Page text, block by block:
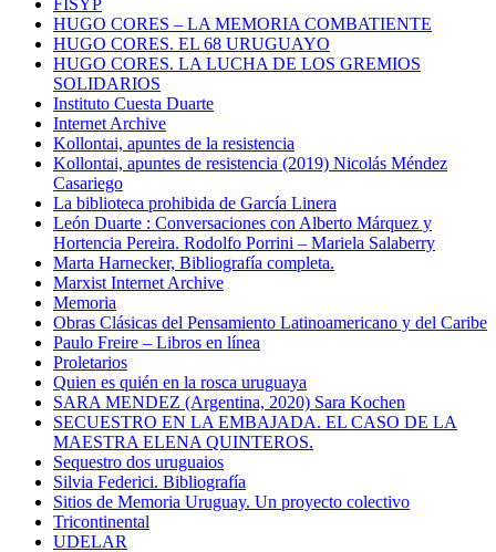
HUGO CORES – LA MEMORIA COMBATIENTE
HUGO CORES. EL 68 URUGUAYO
HUGO CORES. LA LUCHA DE LOS GREMIOS
SOLIDARIOS
Instituto Cuesta Duarte
Internet Archive
Kollontai, apuntes de la resistencia
Kollontai, apuntes de resistencia (2019) Nicolás Méndez
Casariego
La biblioteca prohibida de García Linera
León Duarte : Conversaciones con Alberto Márquez y
Hortencia Pereira. Rodolfo Porrini – Mariela Salaberry
Marta Harnecker, Bibliografía completa.
Marxist Internet Archive
Memoria
Obras Clásicas del Pensamiento Latinoamericano y del Caribe
Paulo Freire – Libros en línea
Proletarios
Quien es quién en la rosca uruguaya
SARA MENDEZ (Argentina, 2020) Sara Kochen
SECUESTRO EN LA EMBAJADA. EL CASO DE LA
MAESTRA ELENA QUINTEROS.
Sequestro dos uruguaios
Silvia Federici. Bibliografía
Sitios de Memoria Uruguay. Un proyecto colectivo
Tricontinental
UDELAR